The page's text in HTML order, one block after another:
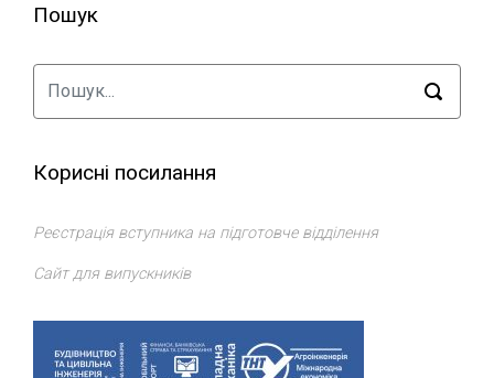
Пошук
Корисні посилання
Реєстрація вступника на підготовче відділення
Сайт для випускників